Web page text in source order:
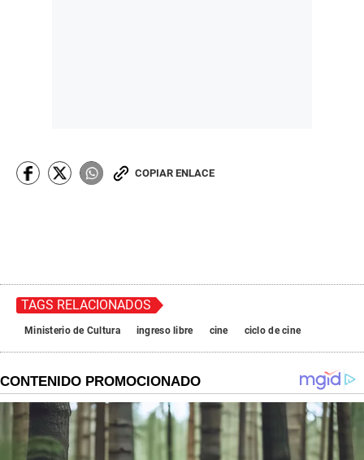
COPIAR ENLACE
TAGS RELACIONADOS
Ministerio de Cultura ingreso libre cine ciclo de cine